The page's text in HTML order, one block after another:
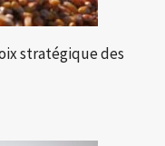
stratégique des